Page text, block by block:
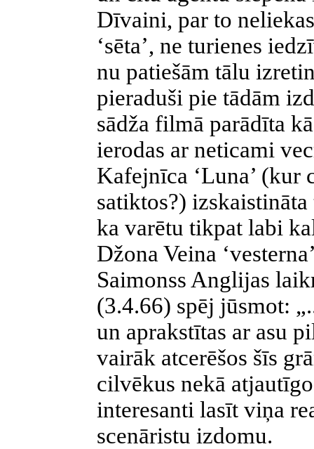
Dīvaini, par to
‘sēta’, ne turienes
nu patiešām tālu
pieraduši pie tādām
sādža filmā parādīta
ierodas ar neticami
Kafejnīca ‘Luna’ (kur
satiktos?)
ka varētu tikpat labi
Džona Veina
Saimonss Anglijas
(3.4.66) spēj jūsmot:
un aprakstītas ar asu
vairāk atcerēšos šīs
cilvēkus nekā
interesanti lasīt viņa
scenāristu izdomu.